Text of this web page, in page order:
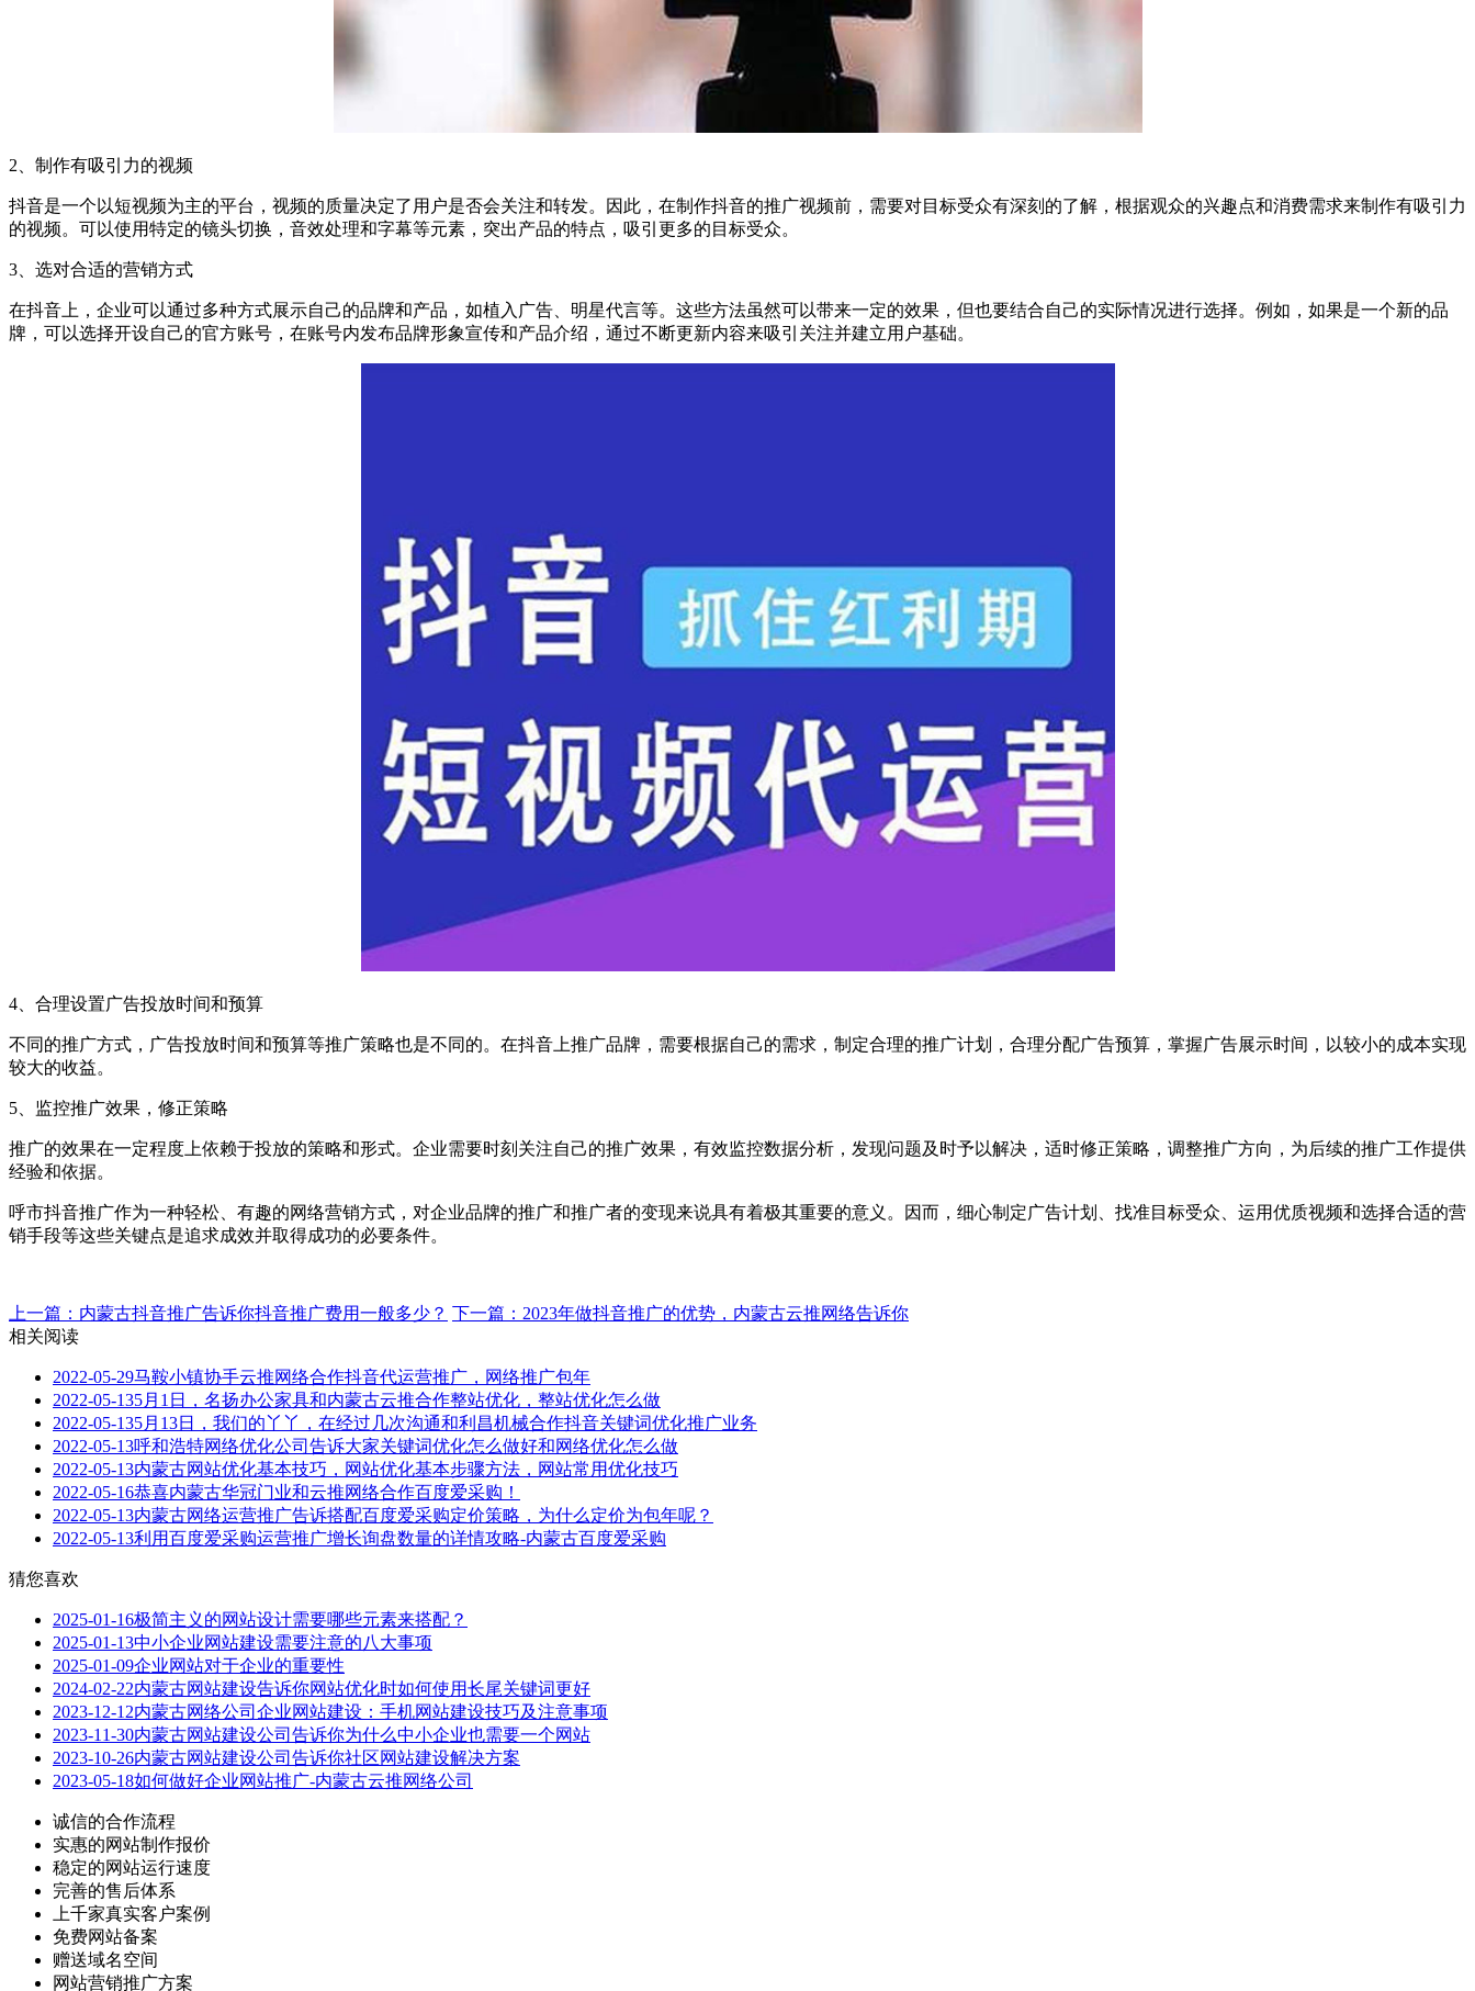
2、制作有吸引力的视频
抖音是一个以短视频为主的平台，视频的质量决定了用户是否会关注和转发。因此，在制作抖音的推广视频前，需要对目标受众有深刻的了解，根据观众的兴趣点和消费需求来制作有吸引力
的视频。可以使用特定的镜头切换，音效处理和字幕等元素，突出产品的特点，吸引更多的目标受众。
3、选对合适的营销方式
在抖音上，企业可以通过多种方式展示自己的品牌和产品，如植入广告、明星代言等。这些方法虽然可以带来一定的效果，但也要结合自己的实际情况进行选择。例如，如果是一个新的品
牌，可以选择开设自己的官方账号，在账号内发布品牌形象宣传和产品介绍，通过不断更新内容来吸引关注并建立用户基础。
4、合理设置广告投放时间和预算
不同的推广方式，广告投放时间和预算等推广策略也是不同的。在抖音上推广品牌，需要根据自己的需求，制定合理的推广计划，合理分配广告预算，掌握广告展示时间，以较小的成本实现
较大的收益。
5、监控推广效果，修正策略
推广的效果在一定程度上依赖于投放的策略和形式。企业需要时刻关注自己的推广效果，有效监控数据分析，发现问题及时予以解决，适时修正策略，调整推广方向，为后续的推广工作提供
经验和依据。
呼市抖音推广作为一种轻松、有趣的网络营销方式，对企业品牌的推广和推广者的变现来说具有着极其重要的意义。因而，细心制定广告计划、找准目标受众、运用优质视频和选择合适的营
销手段等这些关键点是追求成效并取得成功的必要条件。
上一篇：内蒙古抖音推广告诉你抖音推广费用一般多少？ 下一篇：2023年做抖音推广的优势，内蒙古云推网络告诉你
相关阅读
2022-05-29马鞍小镇协手云推网络合作抖音代运营推广，网络推广包年
2022-05-135月1日，名扬办公家具和内蒙古云推合作整站优化，整站优化怎么做
2022-05-135月13日，我们的丫丫，在经过几次沟通和利昌机械合作抖音关键词优化推广业务
2022-05-13呼和浩特网络优化公司告诉大家关键词优化怎么做好和网络优化怎么做
2022-05-13内蒙古网站优化基本技巧，网站优化基本步骤方法，网站常用优化技巧
2022-05-16恭喜内蒙古华冠门业和云推网络合作百度爱采购！
2022-05-13内蒙古网络运营推广告诉搭配百度爱采购定价策略，为什么定价为包年呢？
2022-05-13利用百度爱采购运营推广增长询盘数量的详情攻略-内蒙古百度爱采购
猜您喜欢
2025-01-16极简主义的网站设计需要哪些元素来搭配？
2025-01-13中小企业网站建设需要注意的八大事项
2025-01-09企业网站对于企业的重要性
2024-02-22内蒙古网站建设告诉你网站优化时如何使用长尾关键词更好
2023-12-12内蒙古网络公司企业网站建设：手机网站建设技巧及注意事项
2023-11-30内蒙古网站建设公司告诉你为什么中小企业也需要一个网站
2023-10-26内蒙古网站建设公司告诉你社区网站建设解决方案
2023-05-18如何做好企业网站推广-内蒙古云推网络公司
诚信的合作流程
实惠的网站制作报价
稳定的网站运行速度
完善的售后体系
上千家真实客户案例
免费网站备案
赠送域名空间
网站营销推广方案